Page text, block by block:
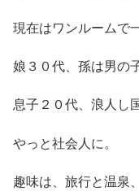
現在はワンルームで
娘３０代、孫は男の
息子２０代、浪人し
やっと社会人に。
趣味は、旅行と温泉